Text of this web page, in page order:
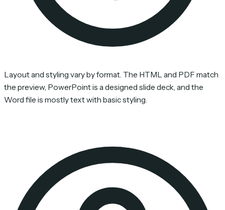
Layout and styling vary by format. The HTML and PDF match
the preview, PowerPoint is a designed slide deck, and the
Word file is mostly text with basic styling.